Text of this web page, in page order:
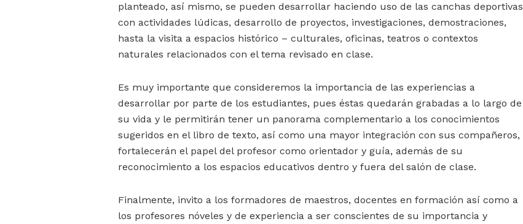
planteado, así mismo, se pueden desarrollar haciendo uso de las canchas deportivas
con actividades lúdicas, desarrollo de proyectos, investigaciones, demostraciones,
hasta la visita a espacios histórico – culturales, oficinas, teatros o contextos
naturales relacionados con el tema revisado en clase.
Es muy importante que consideremos la importancia de las experiencias a
desarrollar por parte de los estudiantes, pues éstas quedarán grabadas a lo largo de
su vida y le permitirán tener un panorama complementario a los conocimientos
sugeridos en el libro de texto, así como una mayor integración con sus compañeros,
fortalecerán el papel del profesor como orientador y guía, además de su
reconocimiento a los espacios educativos dentro y fuera del salón de clase.
Finalmente, invito a los formadores de maestros, docentes en formación así como a
los profesores nóveles y de experiencia a ser conscientes de su importancia y